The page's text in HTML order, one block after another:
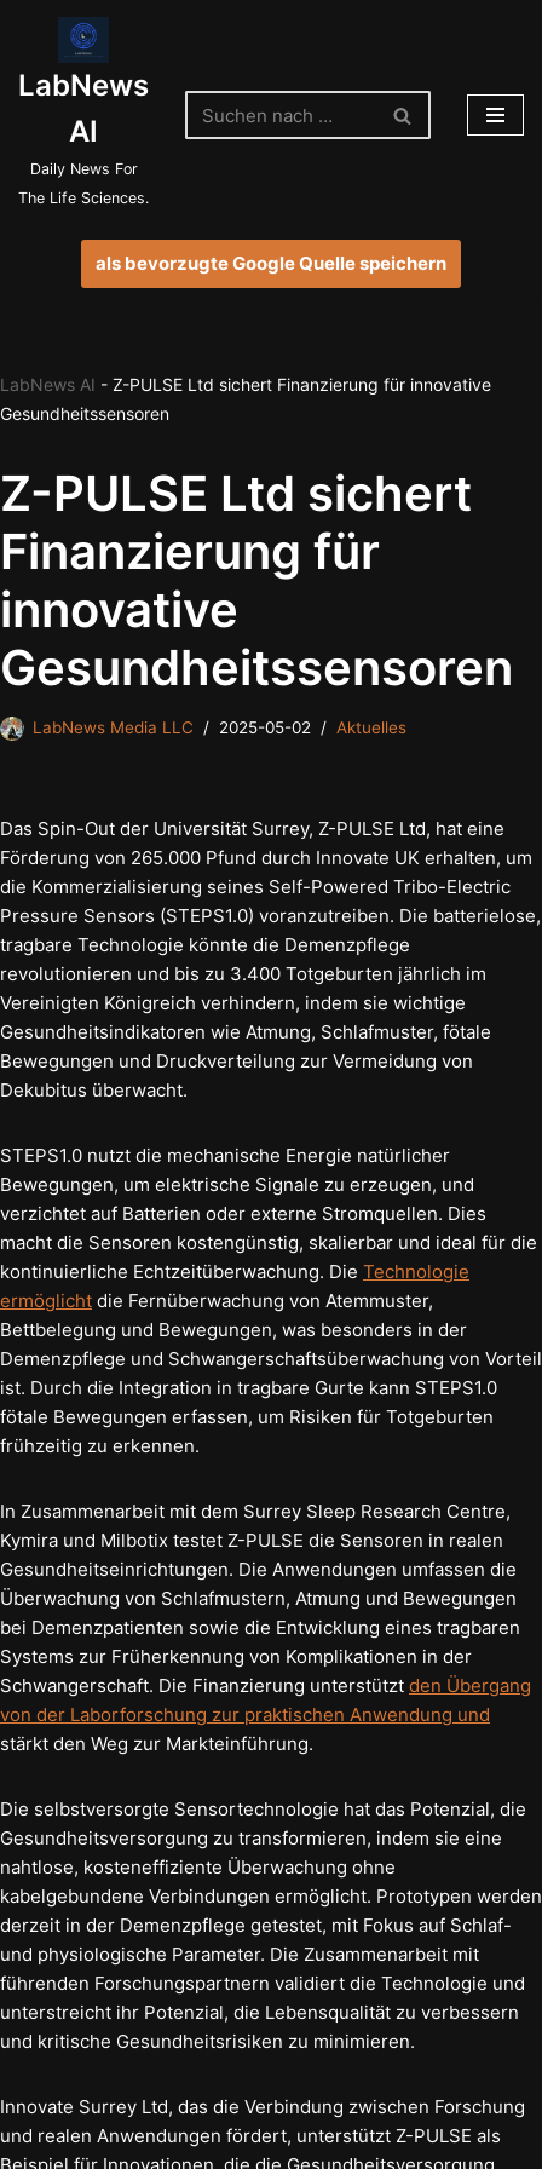
Inhalt
springen
LabNews
AI
Daily News For
The Life Sciences.
als bevorzugte Google Quelle speichern
LabNews AI - Z-PULSE Ltd sichert Finanzierung für innovative
Gesundheitssensoren
Z-PULSE Ltd sichert
Finanzierung für
innovative
Gesundheitssensoren
LabNews Media LLC 2025-05-02 Aktuelles
Das Spin-Out der Universität Surrey, Z-PULSE Ltd, hat eine
Förderung von 265.000 Pfund durch Innovate UK erhalten, um
die Kommerzialisierung seines Self-Powered Tribo-Electric
Pressure Sensors (STEPS1.0) voranzutreiben. Die batterielose,
tragbare Technologie könnte die Demenzpflege
revolutionieren und bis zu 3.400 Totgeburten jährlich im
Vereinigten Königreich verhindern, indem sie wichtige
Gesundheitsindikatoren wie Atmung, Schlafmuster, fötale
Bewegungen und Druckverteilung zur Vermeidung von
Dekubitus überwacht.
STEPS1.0 nutzt die mechanische Energie natürlicher
Bewegungen, um elektrische Signale zu erzeugen, und
verzichtet auf Batterien oder externe Stromquellen. Dies
macht die Sensoren kostengünstig, skalierbar und ideal für die
kontinuierliche Echtzeitüberwachung. Die Technologie
ermöglicht die Fernüberwachung von Atemmuster,
Bettbelegung und Bewegungen, was besonders in der
Demenzpflege und Schwangerschaftsüberwachung von Vorteil
ist. Durch die Integration in tragbare Gurte kann STEPS1.0
fötale Bewegungen erfassen, um Risiken für Totgeburten
frühzeitig zu erkennen.
In Zusammenarbeit mit dem Surrey Sleep Research Centre,
Kymira und Milbotix testet Z-PULSE die Sensoren in realen
Gesundheitseinrichtungen. Die Anwendungen umfassen die
Überwachung von Schlafmustern, Atmung und Bewegungen
bei Demenzpatienten sowie die Entwicklung eines tragbaren
Systems zur Früherkennung von Komplikationen in der
Schwangerschaft. Die Finanzierung unterstützt den Übergang
von der Laborforschung zur praktischen Anwendung und
stärkt den Weg zur Markteinführung.
Die selbstversorgte Sensortechnologie hat das Potenzial, die
Gesundheitsversorgung zu transformieren, indem sie eine
nahtlose, kosteneffiziente Überwachung ohne
kabelgebundene Verbindungen ermöglicht. Prototypen werden
derzeit in der Demenzpflege getestet, mit Fokus auf Schlaf-
und physiologische Parameter. Die Zusammenarbeit mit
führenden Forschungspartnern validiert die Technologie und
unterstreicht ihr Potenzial, die Lebensqualität zu verbessern
und kritische Gesundheitsrisiken zu minimieren.
Innovate Surrey Ltd, das die Verbindung zwischen Forschung
und realen Anwendungen fördert, unterstützt Z-PULSE als